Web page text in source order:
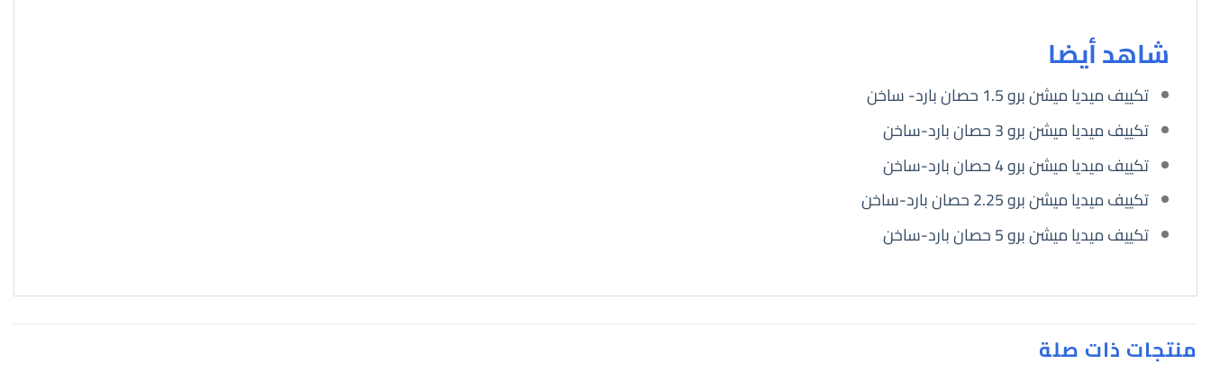
شاهد أيضا
تكييف ميديا ميشن برو 1.5 حصان بارد- ساخن
تكييف ميديا ميشن برو 3 حصان بارد-ساخن
تكييف ميديا ميشن برو 4 حصان بارد-ساخن
تكييف ميديا ميشن برو 2.25 حصان بارد-ساخن
تكييف ميديا ميشن برو 5 حصان بارد-ساخن
منتجات ذات صلة